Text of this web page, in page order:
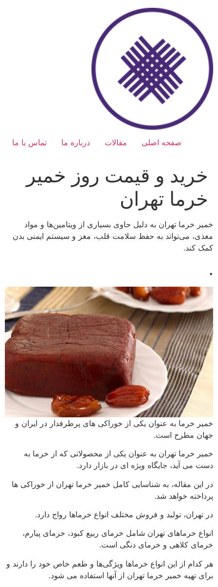
صفحه اصلی مقالات درباره ما تماس با ما
خرید و قیمت روز خمیر
خرما تهران
خمیر خرما تهران به دلیل حاوی بسیاری از ویتامین‌ها و مواد
مغذی، می‌تواند به حفظ سلامت قلب، مغز و سیستم ایمنی بدن
کمک کند.
.
خمیر خرما به عنوان یکی از خوراکی های پرطرفدار در ایران و
جهان مطرح است.
خمیر خرما تهران به عنوان یکی از محصولاتی که از خرما به
دست می آید، جایگاه ویژه ای در بازار دارد.
در این مقاله، به شناسایی کامل خمیر خرما تهران از خوراکی ها
پرداخته خواهد شد.
در تهران، تولید و فروش مختلف انواع خرماها رواج دارد.
انواع خرماهای تهران شامل خرمای ربیع کبود، خرمای پیارم،
خرمای کلاهی و خرمای دنگی است.
هر کدام از این انواع خرماها ویژگی‌ها و طعم خاص خود را دارند و
برای تهیه خمیر خرما تهران از آنها استفاده می شود.